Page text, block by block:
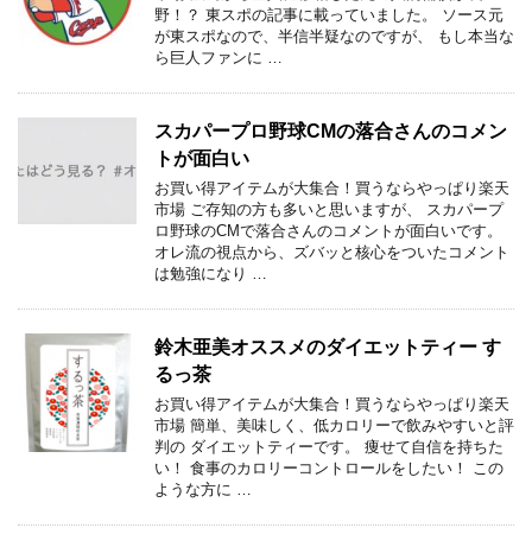
野！？ 東スポの記事に載っていました。 ソース元
が東スポなので、半信半疑なのですが、 もし本当な
ら巨人ファンに …
スカパープロ野球CMの落合さんのコメン
トが面白い
お買い得アイテムが大集合！買うならやっぱり楽天
市場 ご存知の方も多いと思いますが、 スカパープ
ロ野球のCMで落合さんのコメントが面白いです。
オレ流の視点から、ズバッと核心をついたコメント
は勉強になり …
鈴木亜美オススメのダイエットティー す
るっ茶
お買い得アイテムが大集合！買うならやっぱり楽天
市場 簡単、美味しく、低カロリーで飲みやすいと評
判の ダイエットティーです。 痩せて自信を持ちた
い！ 食事のカロリーコントロールをしたい！ この
ような方に …